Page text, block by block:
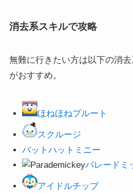
消去系スキルで攻略
無難に行きたい方は以下の消
がおすすめ。
ほねほねプルート
スクルージ
バットハットミニー
パレードミ
アイドルチップ